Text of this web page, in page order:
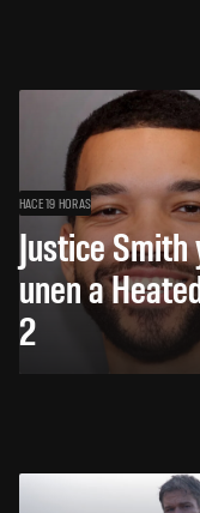
HACE 19 HORAS
Justice
unen a
2